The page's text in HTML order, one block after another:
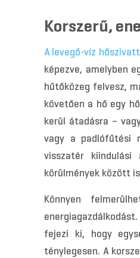
Korszerű,
A levegő-víz
képezve, amelyben
hűtőközeg felvesz,
követően a hő egy
kerül átadásra –
vagy a padlófűtési
visszatér
körülmények között
Könnyen
fejezi ki, hogy
ténylegesen. A